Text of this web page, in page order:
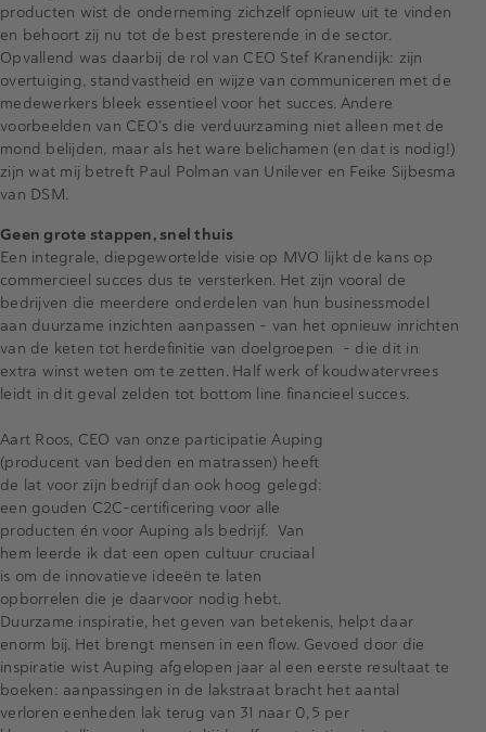
producten wist de onderneming zichzelf opnieuw uit te vinden
en behoort zij nu tot de best presterende in de sector.
Opvallend was daarbij de rol van CEO Stef Kranendijk: zijn
overtuiging, standvastheid en wijze van communiceren met de
medewerkers bleek essentieel voor het succes. Andere
voorbeelden van CEO’s die verduurzaming niet alleen met de
mond belijden, maar als het ware belichamen (en dat is nodig!)
zijn wat mij betreft Paul Polman van Unilever en Feike Sijbesma
van DSM.
Geen grote stappen, snel thuis
Een integrale, diepgewortelde visie op MVO lijkt de kans op
commercieel succes dus te versterken. Het zijn vooral de
bedrijven die meerdere onderdelen van hun businessmodel
aan duurzame inzichten aanpassen - van het opnieuw inrichten
van de keten tot herdefinitie van doelgroepen - die dit in
extra winst weten om te zetten. Half werk of koudwatervrees
leidt in dit geval zelden tot bottom line financieel succes.
Aart Roos, CEO van onze participatie Auping
(producent van bedden en matrassen) heeft
de lat voor zijn bedrijf dan ook hoog gelegd:
een gouden C2C-certificering voor alle
producten én voor Auping als bedrijf. Van
hem leerde ik dat een open cultuur cruciaal
is om de innovatieve ideeën te laten
opborrelen die je daarvoor nodig hebt.
Duurzame inspiratie, het geven van betekenis, helpt daar
enorm bij. Het brengt mensen in een flow. Gevoed door die
inspiratie wist Auping afgelopen jaar al een eerste resultaat te
boeken: aanpassingen in de lakstraat bracht het aantal
verloren eenheden lak terug van 31 naar 0,5 per